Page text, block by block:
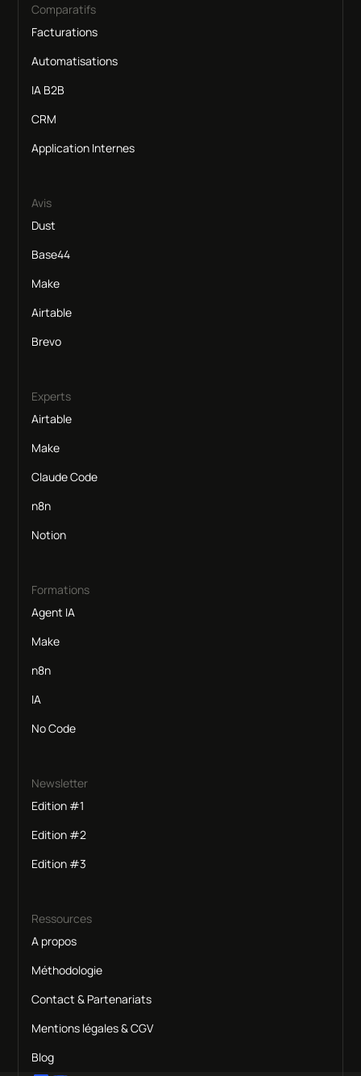
Comparatifs
Facturations
Automatisations
IA B2B
CRM
Application Internes
Avis
Dust
Base44
Make
Airtable
Brevo
Experts
Airtable
Make
Claude Code
n8n
Notion
Formations
Agent IA
Make
n8n
IA
No Code
Newsletter
Edition #1
Edition #2
Edition #3
Ressources
A propos
Méthodologie
Contact & Partenariats
Mentions légales & CGV
Blog